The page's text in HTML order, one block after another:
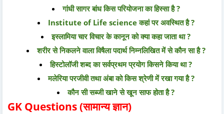
गांधी सागर बांध किस परियोजना का हिस्सा है ?
Institute of Life science कहां पर अवस्थित है ?
इस्लामिया चार विचार के कानून को क्या कहा जाता था ?
शरीर से निकलने वाला विषैला पदार्थ निम्नलिखित में से कौन सा है ?
हिस्टोलॉजी शब्द का सर्वप्रथम प्रयोग किसने किया था ?
मलेरिया परजीवी तथा अंबा को किस श्रेणी में रखा गया है ?
कौन सी सब्जी खाने से खून साफ होता है ?
GK Questions (सामान्य ज्ञान)